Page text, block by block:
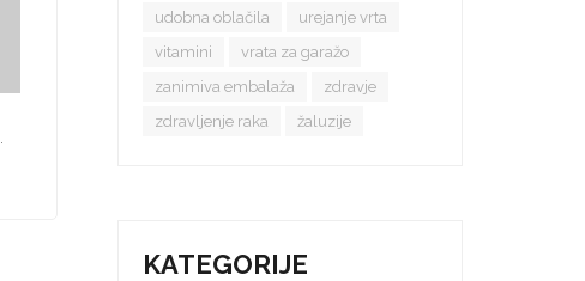
udobna oblačila
urejanje vrta
vitamini
vrata za garažo
zanimiva embalaža
zdravje
zdravljenje raka
žaluzije
KATEGORIJE